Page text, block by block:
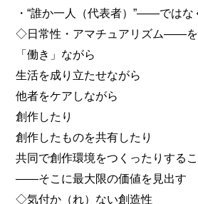
・“誰か一人（代表者）”――では
◇日常性・アマチュアリズム――を
「働き」ながら
生活を成り立たせながら
他者をケアしながら
創作したり
創作したものを共有したり
共同で創作環境をつくったりする
――そこに最大限の価値を見出す
◇気付か（れ）ない創造性